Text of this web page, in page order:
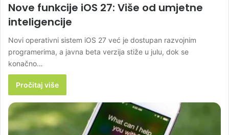
Nove funkcije iOS 27: Više od umjetne
inteligencije
Novi operativni sistem iOS 27 već je dostupan razvojnim
programerima, a javna beta verzija stiže u julu, dok se
konačno…
Pročitaj više